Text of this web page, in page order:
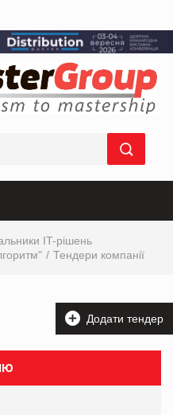
IT-рішень
Тендери компанії
Додати тендер